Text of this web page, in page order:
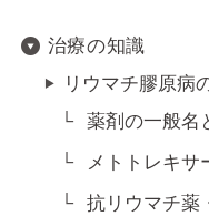
治療の知識
リウマチ膠原病
薬剤の一般名
メトトレキサ
抗リウマチ薬